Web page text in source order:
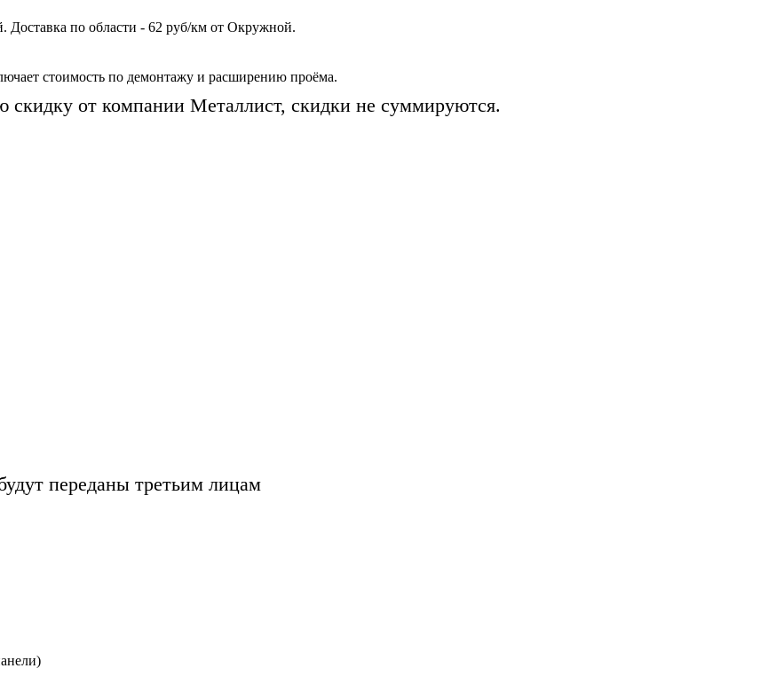
по области - 62 руб/км от Окружной.
стоимость по демонтажу и расширению проёма.
скидку от компании Металлист, скидки не суммируются.
переданы третьим лицам